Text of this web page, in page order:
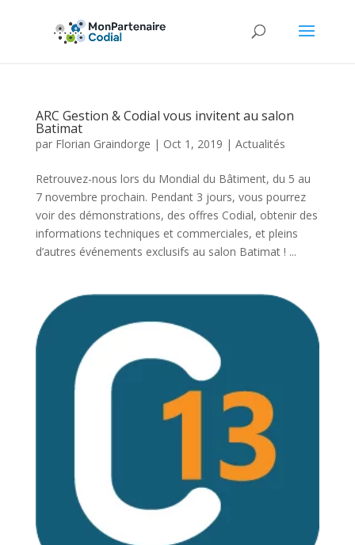
ARC Gestion & Codial vous invitent au salon
Batimat
par Florian Graindorge | Oct 1, 2019 | Actualités
Retrouvez-nous lors du Mondial du Bâtiment, du 5 au
7 novembre prochain. Pendant 3 jours, vous pourrez
voir des démonstrations, des offres Codial, obtenir des
informations techniques et commerciales, et pleins
d’autres événements exclusifs au salon Batimat ! ...